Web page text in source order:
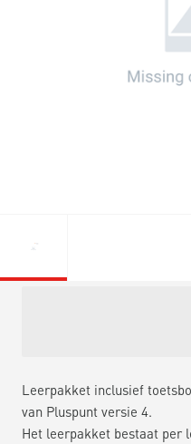
Leerpakket inclusief
van Pluspunt versie 4.
Het leerpakket bestaat per